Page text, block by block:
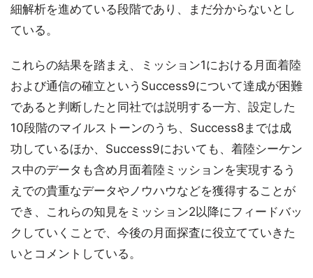
細解析を進めている段階であり、まだ分からないとし
ている。
これらの結果を踏まえ、ミッション1における月面着陸
および通信の確立というSuccess9について達成が困難
であると判断したと同社では説明する一方、設定した
10段階のマイルストーンのうち、Success8までは成
功しているほか、Success9においても、着陸シーケン
ス中のデータも含め月面着陸ミッションを実現するう
えでの貴重なデータやノウハウなどを獲得することが
でき、これらの知見をミッション2以降にフィードバッ
クしていくことで、今後の月面探査に役立てていきた
いとコメントしている。